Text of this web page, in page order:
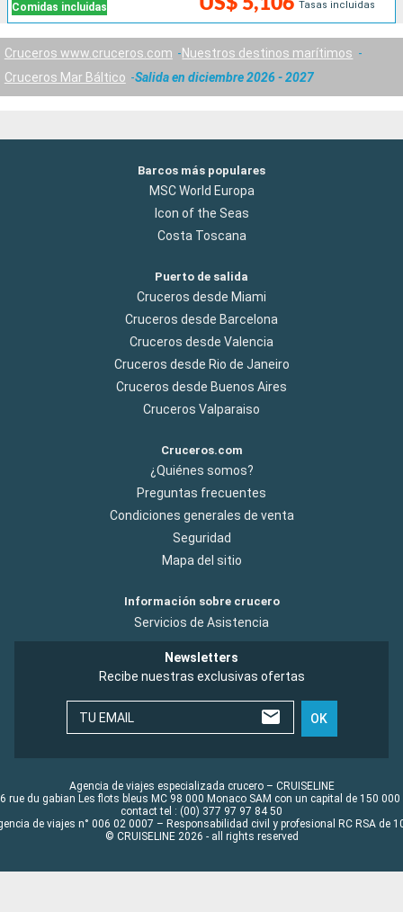
Comidas incluidas Tasas incluidas
Cruceros www.cruceros.com
Nuestros destinos marítimos
Cruceros Mar Báltico
Salida en diciembre 2026 - 2027
Barcos más populares
MSC World Europa
Icon of the Seas
Costa Toscana
Puerto de salida
Cruceros desde Miami
Cruceros desde Barcelona
Cruceros desde Valencia
Cruceros desde Rio de Janeiro
Cruceros desde Buenos Aires
Cruceros Valparaiso
Cruceros.com
¿Quiénes somos?
Preguntas frecuentes
Condiciones generales de venta
Seguridad
Mapa del sitio
Información sobre crucero
Servicios de Asistencia
Newsletters
Recibe nuestras exclusivas ofertas
TU EMAIL OK
Agencia de viajes especializada crucero – CRUISELINE
rue du gabian Les flots bleus MC 98 000 Monaco SAM con un capital de 150 000
contact tel : (00) 377 97 97 84 50
de viajes n° 006 02 0007 – Responsabilidad civil y profesional RC RSA de
© CRUISELINE 2026 - all rights reserved